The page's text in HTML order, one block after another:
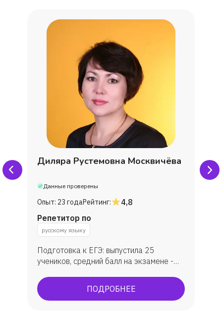
Диляра Рустемовна Москвичёва
Данные проверены
Опыт: 23 годаРейтинг:
4,8
Репетитор по
русскому языку
Подготовка к ЕГЭ: выпустила 25
учеников, средний балл на экзамене -
учениками, средняя оценка - 4.
Подготовка к олимпиадам:
ПОДРОБНЕЕ